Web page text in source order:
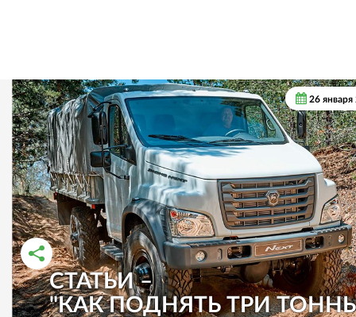
СТАТЬИ –
"КАК ПОДНЯТЬ ТРИ
26 января
РАССКАЗАТЬ ВО ВКОНТАКТЕ
РАССКАЗАТЬ В ОДНОКЛАССНИКАХ